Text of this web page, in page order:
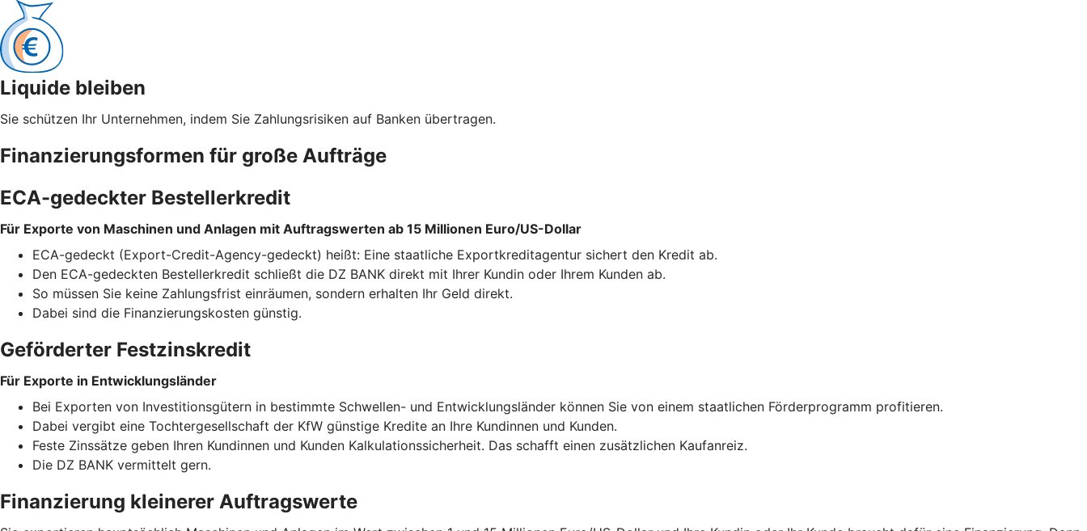
Liquide bleiben
Sie schützen Ihr Unternehmen, indem Sie Zahlungsrisiken auf Banken übertragen.
Finanzierungsformen für große Aufträge
ECA-gedeckter Bestellerkredit
Für Exporte von Maschinen und Anlagen mit Auftragswerten ab 15 Millionen Euro/US-Dollar
ECA-gedeckt (Export-Credit-Agency-gedeckt) heißt: Eine staatliche Exportkreditagentur sichert den Kredit ab.
Den ECA-gedeckten Bestellerkredit schließt die DZ BANK direkt mit Ihrer Kundin oder Ihrem Kunden ab.
So müssen Sie keine Zahlungsfrist einräumen, sondern erhalten Ihr Geld direkt.
Dabei sind die Finanzierungskosten günstig.
Geförderter Festzinskredit
Für Exporte in Entwicklungsländer
Bei Exporten von Investitionsgütern in bestimmte Schwellen- und Entwicklungsländer können Sie von einem staatlichen Förderprogramm profitieren.
Dabei vergibt eine Tochtergesellschaft der KfW günstige Kredite an Ihre Kundinnen und Kunden.
Feste Zinssätze geben Ihren Kundinnen und Kunden Kalkulationssicherheit. Das schafft einen zusätzlichen Kaufanreiz.
Die DZ BANK vermittelt gern.
Finanzierung kleinerer Auftragswerte